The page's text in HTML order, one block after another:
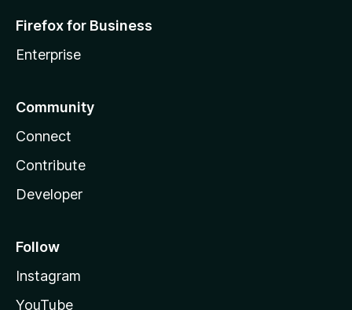
Firefox for Business
Enterprise
Community
Connect
Contribute
Developer
Follow
Instagram
YouTube